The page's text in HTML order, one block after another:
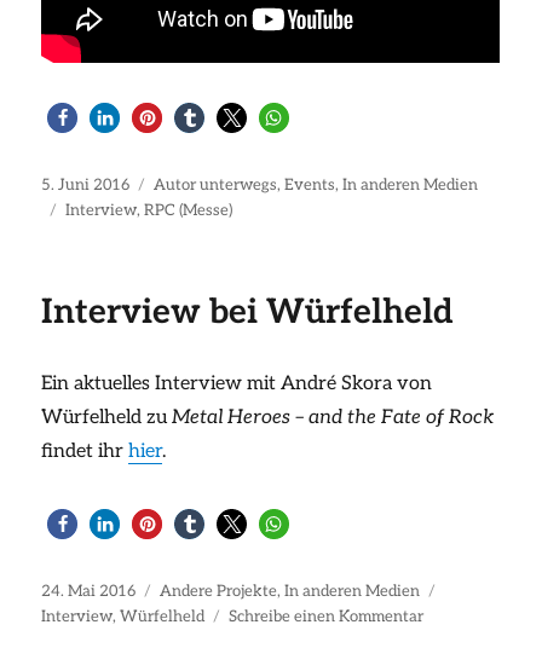
Veröffentlicht
am
5. Juni 2016 Kategorien
Autor unterwegs,Events,In anderen Medien
Schlagwörter
Interview,RPC (Messe)
Interview bei Würfelheld
Ein aktuelles Interview mit André Skora von
Würfelheld zuMetal Heroes – and the Fate of Rock
findet ihrhier.
Veröffentlicht
am
24. Mai 2016 Kategorien
Andere Projekte,In anderen Medien
Interview,Würfelheld Schreibe einen Kommentarzu